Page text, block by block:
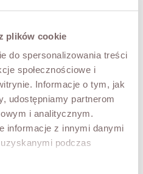
plików cookie
do spersonalizowania treści
społecznościowe i
Informacje o tym, jak
udostępniamy partnerom
i analitycznym.
informacje z innymi danymi
podczas
cut that brings
simplicity. The piece
refined flap pockets and a
is wearing a size M.